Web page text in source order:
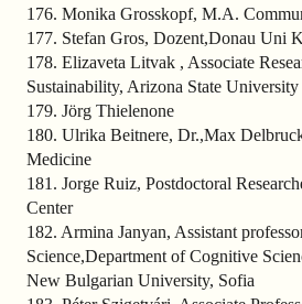
176. Monika Grosskopf, M.A.
177. Stefan Gros, Dozent,Donau Uni
178. Elizaveta Litvak , Associate
Sustainability, Arizona State University
179. Jörg Thielenone
180. Ulrika Beitnere, Dr.,Max
Medicine
181. Jorge Ruiz, Postdoctoral
Center
182. Armina Janyan, Assistant
Science,Department of Cognitive
New Bulgarian University, Sofia